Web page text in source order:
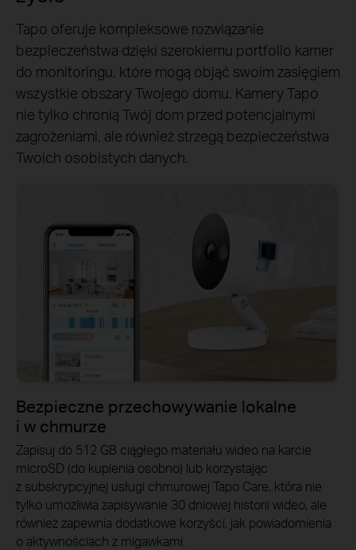
Tapo oferuje kompleksowe rozwiązanie
bezpieczeństwa dzięki szerokiemu portfolio kamer
do monitoringu, które mogą objąć swoim zasięgiem
wszystkie obszary Twojego domu. Kamery Tapo
nie tylko chronią Twój dom przed potencjalnymi
zagrożeniami, ale również strzegą bezpieczeństwa
Twoich osobistych danych.
Bezpieczne przechowywanie lokalne
i w chmurze
Zapisuj do 512 GB ciągłego materiału wideo na karcie
microSD (do kupienia osobno) lub korzystając
z subskrypcyjnej usługi chmurowej Tapo Care, która nie
tylko umożliwia zapisywanie 30 dniowej historii wideo, ale
również zapewnia dodatkowe korzyści, jak powiadomienia
o aktywnościach z migawkami.